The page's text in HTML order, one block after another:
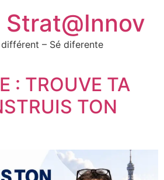
Strat@Innov
– Sé diferente
: TROUVE TA
TON